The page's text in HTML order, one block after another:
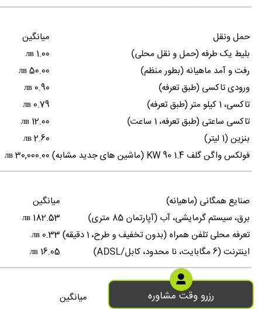
میانگین
حمل ونقل
1.00 лв
بلیط یک طرفه (حمل و نقل محلی)
50.00 лв
رفت و آمد ماهیانه (بطور منظم)
0.90 лв
ورودی تاکسی (طبق تعرفه)
0.79 лв
تاکسی، 1 کیلو متر (طبق تعرفه)
12.00 лв
تاکسی ساعتی (طبق تعرفه، 1 ساعت)
2.60 лв
بنزین (1 لیتر)
30,000.00 лв
فولکس واگن گلف 1.4 90 KW (ماشین های جدید مشابه)
میانگین
صنایع همگانی (ماهیانه)
182.53 лв
برق، سیستم گرمایشی، آب (آپارتمان 85 متری)
0.33 лв
تعرفه محلی تلفن همراه (بدون تخفیف و طرح، 1 دقیقه)
16.05 лв
اینترنت (6 مگابایت، نا محدود، کابل/ADSL)
میانگین
ورزش و سرگرمیرزرو وقت مشاوره